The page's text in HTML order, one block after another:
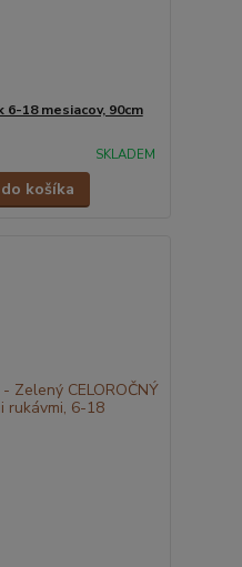
6-18 mesiacov, 90cm
SKLADEM
košíka